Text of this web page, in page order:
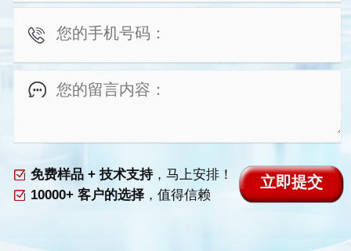
免费样品 + 技术支持，马上安排！
10000+ 客户的选择，值得信赖